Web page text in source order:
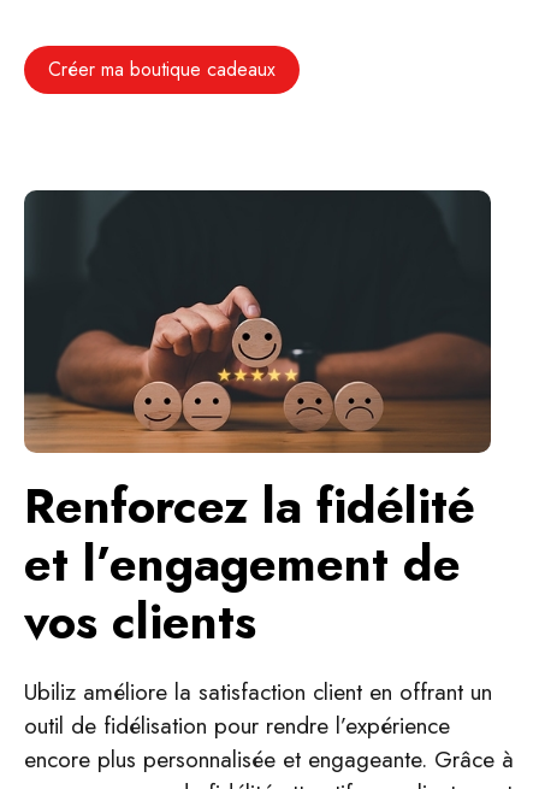
Créer ma boutique cadeaux
Renforcez la fidélité
et l’engagement de
vos clients
Ubiliz améliore la satisfaction client en offrant un
outil de fidélisation pour rendre l’expérience
encore plus personnalisée et engageante. Grâce à